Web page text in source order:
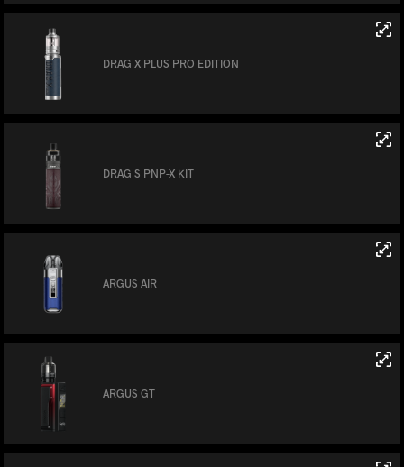
DRAG X PLUS PRO EDITION
DRAG S PNP-X KIT
ARGUS AIR
ARGUS GT